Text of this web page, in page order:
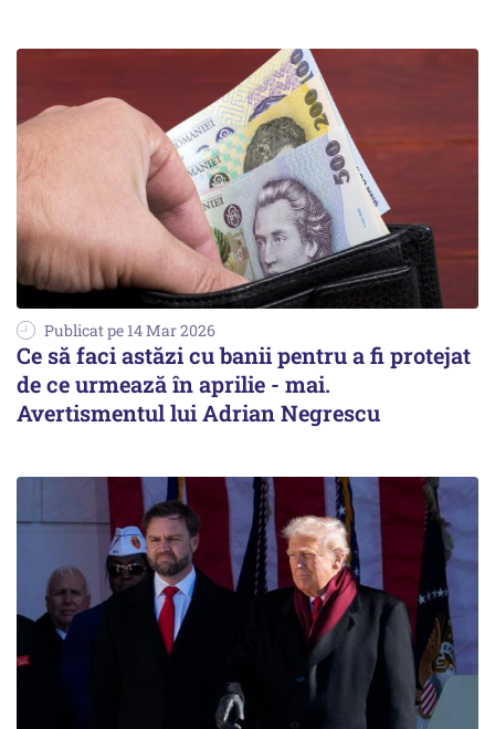
Publicat pe 14 Mar 2026
Ce să faci astăzi cu banii pentru a fi protejat
de ce urmează în aprilie - mai.
Avertismentul lui Adrian Negrescu